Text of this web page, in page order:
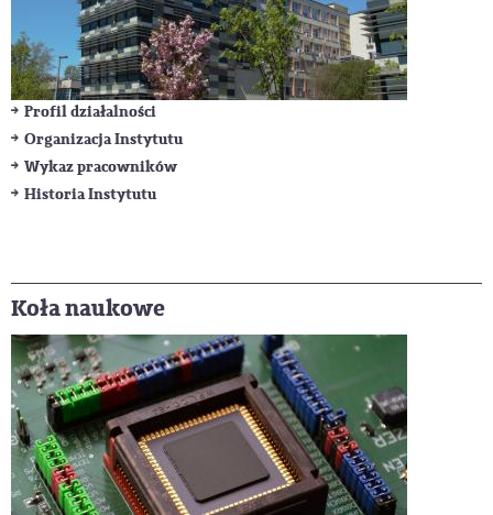
Profil działalności
Organizacja Instytutu
Wykaz pracowników
Historia Instytutu
Koła naukowe